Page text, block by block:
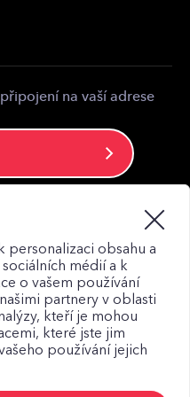
na vaší adrese
obsahu a
médií a k
o vašem používání
partnery v oblasti
kteří je mohou
které jste jim
používání jejich